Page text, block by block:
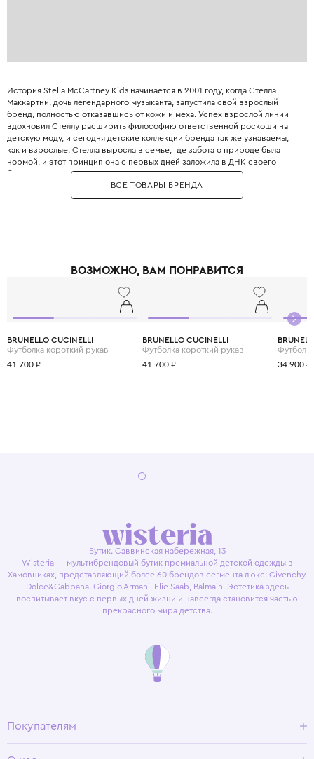
История Stella McCartney Kids начинается в 2001 году, когда Стелла
Маккартни, дочь легендарного музыканта, запустила свой взрослый
бренд, полностью отказавшись от кожи и меха. Успех взрослой линии
вдохновил Стеллу расширить философию ответственной роскоши на
детскую моду, и сегодня детские коллекции бренда так же узнаваемы,
как и взрослые. Стелла выросла в семье, где забота о природе была
нормой, и этот принцип она с первых дней заложила в ДНК своего
бренда. Бренд использует только инновационные экологичные
материалы: органический хлопок, переработанный полиэстер, вискозу
из вторичного сырья и запатентованные веганские материалы. Яркие
принципам slow fashion: каждая вещь остаётся актуальной не один
ВСЕ ТОВАРЫ БРЕНДА
ВОЗМОЖНО, ВАМ ПОНРАВИТСЯ
BRUNELLO CUCINELLI
Футболка короткий рукав
41 700 ₽
BRUNELLO CUCINELLI
Футболка короткий рукав
41 700 ₽ 34 900 ₽
Бутик. Саввинская набережная, 13
Wisteria — мультибрендовый бутик премиальной детской одежды в
Хамовниках, представляющий более 60 брендов сегмента люкс: Givenchy,
Dolce&Gabbana, Giorgio Armani, Elie Saab, Balmain. Эстетика здесь
воспитывает вкус с первых дней жизни и навсегда становится частью
прекрасного мира детства.
Покупателям